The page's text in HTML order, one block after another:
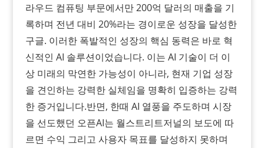
라우드 컴퓨팅 부문에서만 200억 달러의 매출을 기
록하며 전년 대비 20%라는 경이로운 성장을 달성한
구글. 이러한 폭발적인 성장의 핵심 동력은 바로 혁
신적인 AI 솔루션이었습니다. 이는 AI 기술이 더 이
상 미래의 막연한 가능성이 아니라, 현재 기업 성장
을 견인하는 강력한 실체임을 명확히 입증하는 강력
한 증거입니다.​반면, 한때 AI 열풍을 주도하며 시장
을 선도했던 오픈AI는 월스트리트저널의 보도에 따
르면 수익 그리고 사용자 목표를 달성하지 못하며